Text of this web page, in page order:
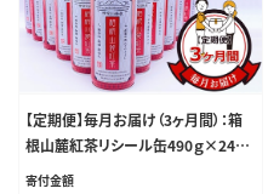
【定期便】毎月お届け（3ヶ月間）：箱
根山麓紅茶リシール缶490ｇ×24本
入【お茶 足柄茶 神奈川県 南足柄市
寄付金額